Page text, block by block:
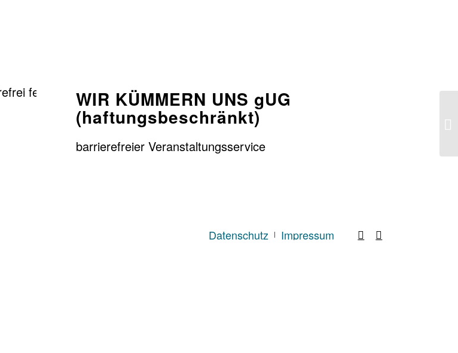
WIR KÜMMERN UNS gUG
(haftungsbeschränkt)
barrierefreier Veranstaltungsservice
Datenschutz Impressum